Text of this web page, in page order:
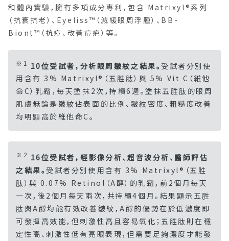
和體內實驗，擁有多項成分專利，包含 Matrixyl®系列
（抗衰抗老）、Eyeliss™（減緩眼周浮腫）、BB-
Biont™（抗痘、改善痘疤）等。
※1 10位受試者，分析眼周皺紋之結果。 受試者分別使
用含有 3% Matrixyl®（五胜肽）與 5% Vit C（維他
命C）乳霜，每天塗抹2次，持續6週。塗抹五胜肽的眼周
肌膚無論是皺紋佔表面的比例、皺紋密度、粗糙度改善
均明顯高於維他命C。
※2 16位受試者，經影像分析、超音波分析、醫師評估
之結果。 受試者分別使用含有 3% Matrixyl®（五胜
肽）與 0.07% Retinol（A醇）的乳霜，前2個月每天
一次，後2個月每天兩次，共持續4個月。結果顯示五胜
肽與A醇均能有效改善皺紋，A醇的優勢在於低濃度即
可發揮高效能，但刺激性高且容易氧化；五胜肽則在穩
定性高、刺激性低有亮眼表現，但需要足夠濃度才能發